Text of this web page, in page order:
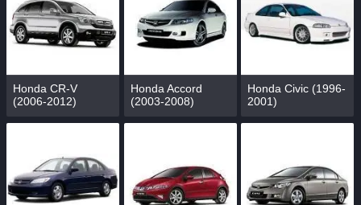
Honda CR-V
(2006-2012)
Honda Accord
(2003-2008)
Honda Civic (1996-
2001)